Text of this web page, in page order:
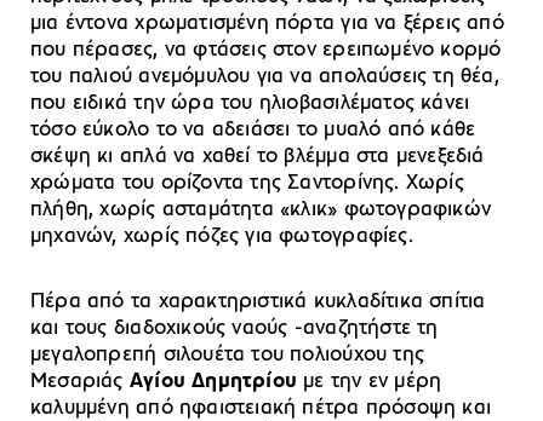
μια έντονα χρωματισμένη πόρτα για να ξέρεις από
που πέρασες, να φτάσεις στον ερειπωμένο κορμό
του παλιού ανεμόμυλου για να απολαύσεις τη θέα,
που ειδικά την ώρα του ηλιοβασιλέματος κάνει
τόσο εύκολο το να αδειάσει το μυαλό από κάθε
σκέψη κι απλά να χαθεί το βλέμμα στα μενεξεδιά
χρώματα του ορίζοντα της Σαντορίνης. Χωρίς
πλήθη, χωρίς ασταμάτητα «κλικ» φωτογραφικών
μηχανών, χωρίς πόζες για φωτογραφίες.
Πέρα από τα χαρακτηριστικά κυκλαδίτικα σπίτια
και τους διαδοχικούς ναούς -αναζητήστε τη
μεγαλοπρεπή σιλουέτα του πολιούχου της
Μεσαριάς Αγίου Δημητρίου με την εν μέρη
καλυμμένη από ηφαιστειακή πέτρα πρόσοψη και